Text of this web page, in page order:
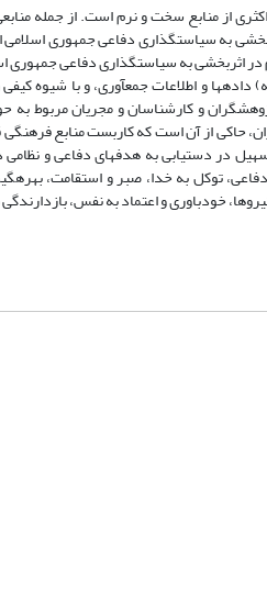
از منابع سخت و نرم است. از جمله
به سیاستگذاری دفاعی جمهوری
اثربخشی به سیاستگذاری دفاعی جمهوری
و اطلاعات جمع­آوری، و با شیوه
22 نفر از استادان، صاحب­نظران، پژوهشگران و
حاکی از آن است که کاربست منابع
در دستیابی به هدف­های دفاعی و نظامی
توکل به خدا، صبر و استقامت،
خودباوری و اعتماد به نفس،